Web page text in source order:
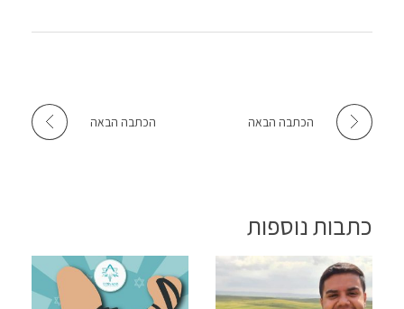
הכתבה הבאה הכתבה הבאה
כתבות נוספות